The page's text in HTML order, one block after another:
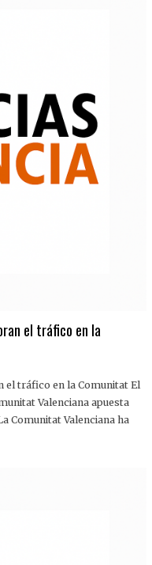
el tráfico en la
tráfico en la Comunitat El
Valenciana apuesta
Comunitat Valenciana ha